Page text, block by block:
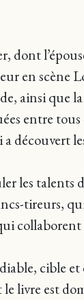
en scène
ainsi que
entre tous
découvert
les
tireurs,
cible et
est